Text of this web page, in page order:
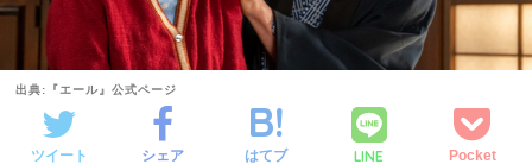
出典:『エール』公式ページ
ツイート シェア はてブ LINE Pocket